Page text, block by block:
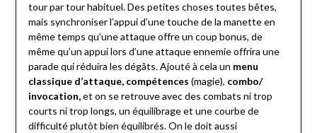
tour par tour habituel. Des petites choses toutes bêtes,
mais synchroniser l’appui d’une touche de la manette en
même temps qu’une attaque offre un coup bonus, de
même qu’un appui lors d’une attaque ennemie offrira une
parade qui réduira les dégâts. Ajouté à cela un menu
classique d’attaque, compétences (magie), combo/
invocation,et on se retrouve avec des combats ni trop
courts ni trop longs, un équilibrage et une courbe de
difficulté plutôt bien équilibrés. On le doit aussi